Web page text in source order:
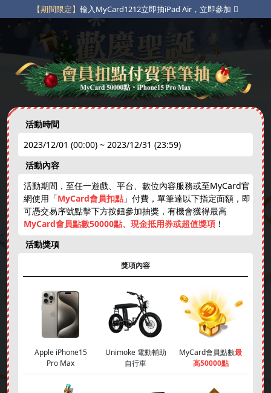
【期間限定】 輸入MyCard1212立即抽iPad Air，立即參加
【粉絲專屬】 指定貼文互動抽獎，立即參加
【限定豪禮】不定期限時動態點數補給，立即參加
免費天天抽 下載APP
娛樂中心 免費虛寶 跨年抽獎券 現金刮刮卡
簽到好禮 成就解鎖
活動時間
2023/12/01 (00:00) ~ 2023/12/31 (23:59)
活動內容
活動期間，至任一遊戲、平台、數位內容服務或至MyCard官
網使用「MyCard會員扣點 」付費，單筆達以下指定面額，即
可憑交易序號點擊下方按鈕參加抽獎，有機會獲得最高
MyCard會員點數50000點、現金抵用券或超值獎項 ！
活動獎項
獎項內容
Apple iPhone15
Pro Max
Unimoke 電動輔助
自行車
MyCard會員點數最
高50000點